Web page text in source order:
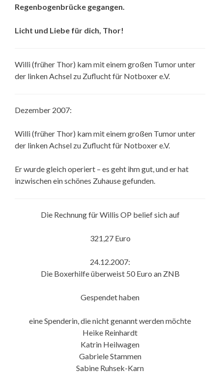
Regenbogenbrücke gegangen.
Licht und Liebe für dich, Thor!
Willi (früher Thor) kam mit einem großen Tumor unter
der linken Achsel zu Zuflucht für Notboxer e.V.
Dezember 2007:
Willi (früher Thor) kam mit einem großen Tumor unter
der linken Achsel zu Zuflucht für Notboxer e.V.
Er wurde gleich operiert – es geht ihm gut, und er hat
inzwischen ein schönes Zuhause gefunden.
Die Rechnung für Willis OP belief sich auf
321,27 Euro
24.12.2007:
Die Boxerhilfe überweist 50 Euro an ZNB
Gespendet haben
eine Spenderin, die nicht genannt werden möchte
Heike Reinhardt
Katrin Heilwagen
Gabriele Stammen
Sabine Ruhsek-Karn